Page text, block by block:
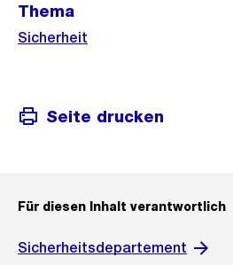
Weitere
Informationen
Thema
Sicherheit
Seite drucken
Für diesen Inhalt verantwortlich
Sicherheitsdepartement